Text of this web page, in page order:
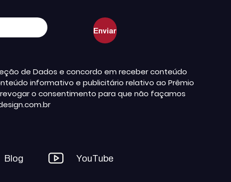
de Dados e concordo em receber conteúdo
informativo e publicitário relativo ao Prêmio
revogar o consentimento para que não façamos
Blog YouTube